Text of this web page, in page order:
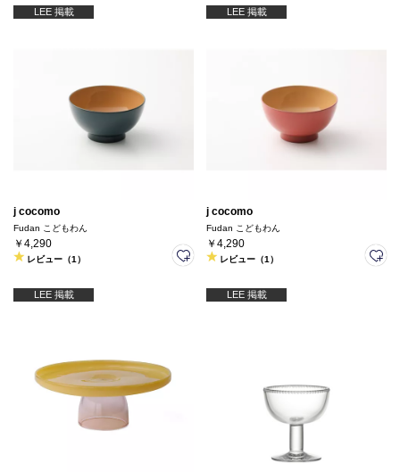
LEE 掲載
j cocomo
Fudan こどもわん
￥4,290
レビュー（1）
LEE 掲載
j cocomo
Fudan こどもわん
￥4,290
レビュー（1）
LEE 掲載 LEE 掲載